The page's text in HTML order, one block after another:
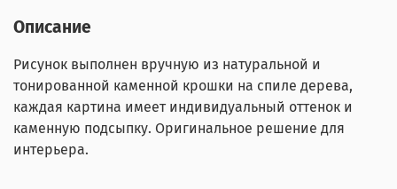
Описание
Рисунок выполнен вручную из натуральной и
тонированной каменной крошки на спиле дерева,
каждая картина имеет индивидуальный оттенок и
каменную подсыпку. Оригинальное решение для
интерьера.